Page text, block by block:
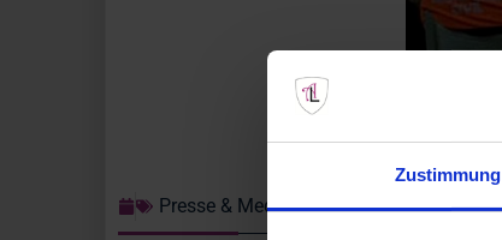
Zustimmung
Presse & Medien